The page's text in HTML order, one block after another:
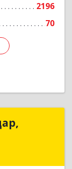
2196
70
офис